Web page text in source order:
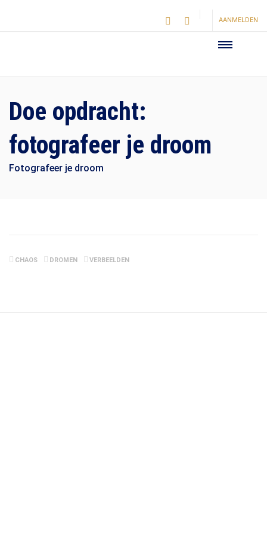
AANMELDEN
Doe opdracht:
fotografeer je droom
Fotografeer je droom
CHAOS DROMEN VERBEELDEN